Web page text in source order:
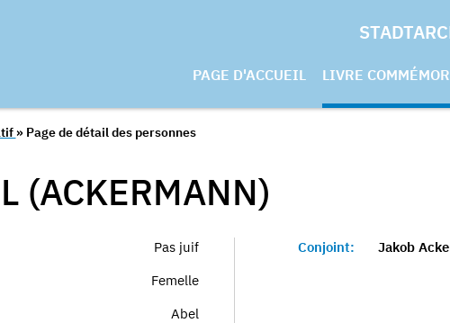
PAGE D'ACCUEIL LIVRE
» Page de détail des personnes
(ACKERMANN)
Pas juif
Femelle
Abel
Conjoint: Jakob